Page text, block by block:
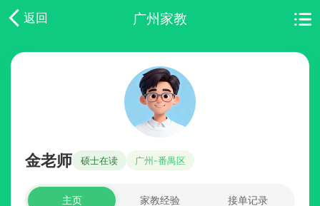
返回 广州家教
金老师 硕士在读 广州-番禺区
主页 家教经验 接单记录